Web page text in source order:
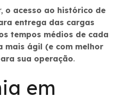
o acesso ao histórico de
entrega das cargas
tempos médios de cada
mais ágil (e com melhor
sua operação.
em